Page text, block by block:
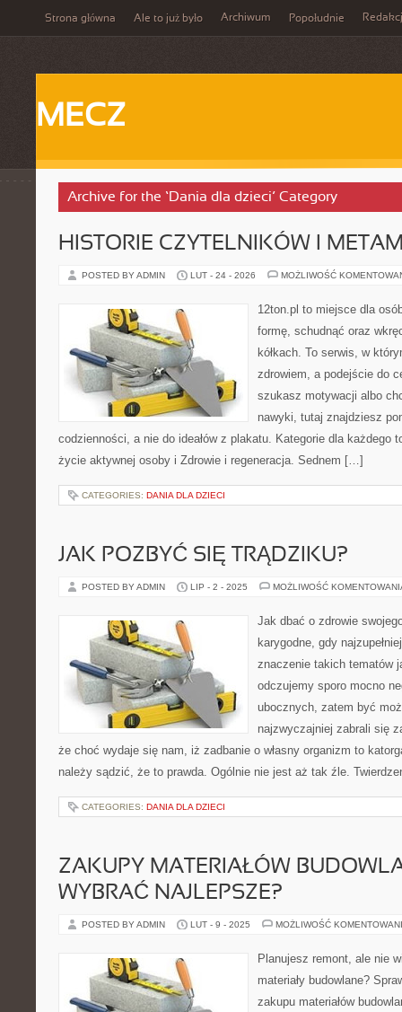
Strona główna Ale to już było Archiwum Popołudnie
MECZ
Archive for the ‘Dania dla dzieci’ Category
HISTORIE CZYTELNIKÓW I
POSTED BY ADMIN LUT - 24 - 2026 MOŻLIWOŚĆ
12ton.pl to miejsce dla
formę, schudnąć oraz
kółkach. To serwis, w
zdrowiem, a podejście do
szukasz motywacji albo
nawyki, tutaj znajdziesz
codzienności, a nie do ideałów z plakatu. Kategorie dla każdego
życie aktywnej osoby i Zdrowie i regeneracja. Sednem […]
CATEGORIES: DANIA DLA DZIECI
JAK POZBYĆ SIĘ TRĄDZIKU?
POSTED BY ADMIN LIP - 2 - 2025 MOŻLIWOŚĆ
Jak dbać o zdrowie
karygodne, gdy
znaczenie takich tematów
odczujemy sporo mocno
ubocznych, zatem być
najzwyczajniej zabrali się
że choć wydaje się nam, iż zadbanie o własny organizm to
należy sądzić, że to prawda. Ogólnie nie jest aż tak źle.
CATEGORIES: DANIA DLA DZIECI
ZAKUPY MATERIAŁÓW
WYBRAĆ NAJLEPSZE?
POSTED BY ADMIN LUT - 9 - 2025 MOŻLIWOŚĆ
Planujesz remont, ale nie
materiały budowlane?
zakupu materiałów